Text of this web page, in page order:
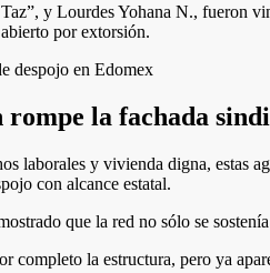
y Lourdes Yohana N., fueron
por extorsión.
la fachada
laborales y vivienda digna,
con alcance estatal.
que la red no sólo se
completo la estructura, pero ya